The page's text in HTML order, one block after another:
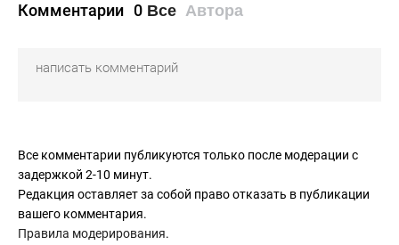
Комментарии 0 Все Автора
Все комментарии публикуются только после модерации с
задержкой 2-10 минут.
Редакция оставляет за собой право отказать в публикации
вашего комментария.
Правила модерирования.